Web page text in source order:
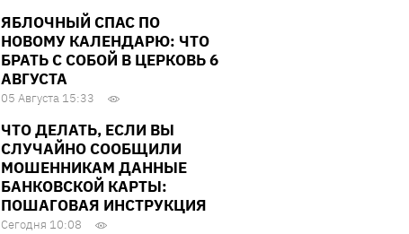
ЯБЛОЧНЫЙ СПАС ПО
НОВОМУ КАЛЕНДАРЮ: ЧТО
БРАТЬ С СОБОЙ В ЦЕРКОВЬ 6
АВГУСТА
05 Августа 15:33
ЧТО ДЕЛАТЬ, ЕСЛИ ВЫ
СЛУЧАЙНО СООБЩИЛИ
МОШЕННИКАМ ДАННЫЕ
БАНКОВСКОЙ КАРТЫ:
ПОШАГОВАЯ ИНСТРУКЦИЯ
Сегодня 10:08